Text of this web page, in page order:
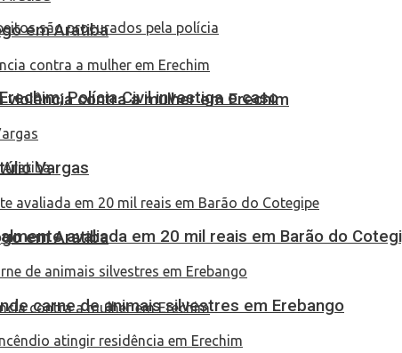
Polícia Civil investiga o caso
em Aratiba
em Aratiba
contra a mulher em Erechim
Vargas
avaliada em 20 mil reais em Barão do
carne de animais silvestres em Erebango